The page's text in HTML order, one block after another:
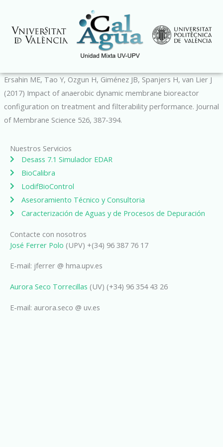
contenido
Ersahin ME, Tao Y, Ozgun H, Giménez JB, Spanjers H, van Lier J
(2017) Impact of anaerobic dynamic membrane bioreactor
configuration on treatment and filterability performance. Journal
of Membrane Science 526, 387-394.
Nuestros Servicios
Desass 7.1 Simulador EDAR
BioCalibra
LodifBioControl
Asesoramiento Técnico y Consultoria
Caracterización de Aguas y de Procesos de Depuración
Contacte con nosotros
José Ferrer Polo (UPV) +(34) 96 387 76 17
E-mail: jferrer @ hma.upv.es
Aurora Seco Torrecillas (UV) (+34) 96 354 43 26
E-mail: aurora.seco @ uv.es